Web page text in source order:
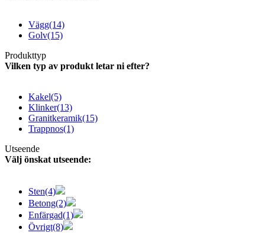
Vägg(14)
Golv(15)
Produkttyp
Vilken typ av produkt letar ni efter?
Kakel(5)
Klinker(13)
Granitkeramik(15)
Trappnos(1)
Utseende
Välj önskat utseende:
Sten(4)
Betong(2)
Enfärgad(1)
Övrigt(8)